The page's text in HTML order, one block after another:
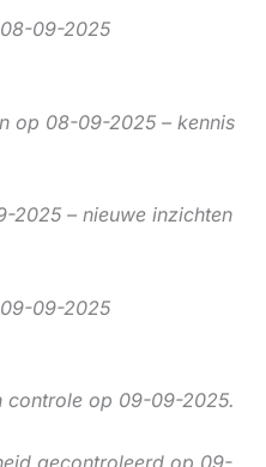
09-2025
op 08-09-2025 – kennis
2025 – nieuwe inzichten
09-2025
controle op 09-09-2025.
gecontroleerd op 09-